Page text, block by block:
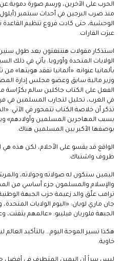
الحرب على الآخرين، ورسم صورة دموية
منذ ضرب البرجين في أحداث سبتمبر
الوحشية، حتى كادت فروع تنظيم
عبرَت القارات.
استذكار مقولات هنتنغتون بعد طول
الولايات المتحدة وأوروبا. يأتي في ذلك
وزير مالية سابق وعضو مجلس إدارة
الفعل على الكتاب جاكلين سالم بكرّاسة
في الغرب، تحليل لتجارب المسلمين في
تذكر أن خلاصة الكتاب تتمحور في الآتي:
بسبب المهاجرين المسلمين وأولادهم»
بوصفها الأكبر بين المسلمين هناك.
الواقع قد يقسو على الأحلام، لكن هذه
ظروف واشتباك.
اليمين ستكون له صولاته وجولاته،
والإسلام والمسلمون جزء أساسي من
ترامب علّق والد زعيمة حزب الجبهة
جان ماري لوبان: «اليوم الولايات
الجبهة فلوريان فيليبو: «عالمهم يتفتت،
هكذا تسير الموجة اليوم… بالتأكيد
خاوية.